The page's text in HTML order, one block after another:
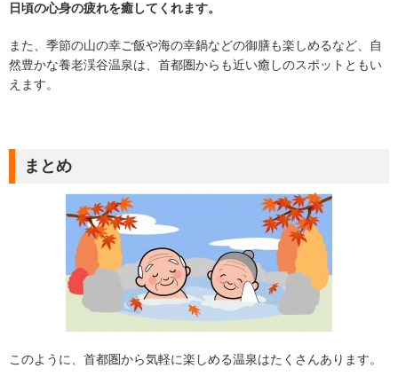
日頃の心身の疲れを癒してくれます。
また、季節の山の幸ご飯や海の幸鍋などの御膳も楽しめるなど、自
然豊かな養老渓谷温泉は、首都圏からも近い癒しのスポットともい
えます。
まとめ
このように、首都圏から気軽に楽しめる温泉はたくさんあります。